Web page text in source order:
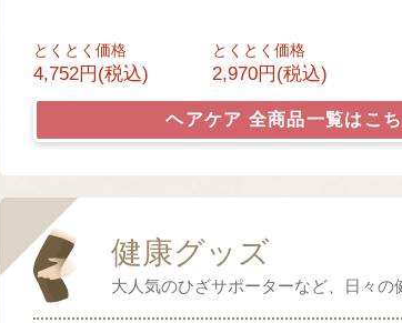
とくとく価格
4,752円(税込)
とくとく価格
2,970円(税込)
ヘアケア 全商品一覧はこち
健康グッズ
大人気のひざサポーターなど、日々の